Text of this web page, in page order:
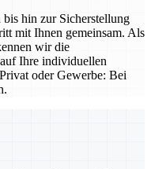
hin zur Sicherstellung
mit Ihnen gemeinsam. Als
wir die
Ihre individuellen
oder Gewerbe: Bei